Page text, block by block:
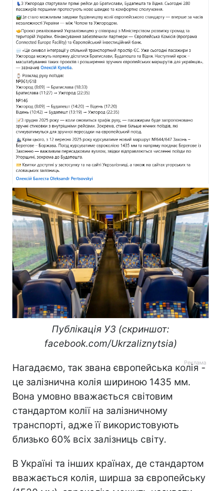
Публікація УЗ (скриншот:
facebook.com/Ukrzaliznytsia)
Нагадаємо, так звана європейська колія -
це залізнична колія шириною 1435 мм.
Вона умовно вважається світовим
стандартом колії на залізничному
транспорті, адже її використовують
близько 60% всіх залізниць світу.
В Україні та інших країнах, де стандартом
вважається колія, ширша за європейську